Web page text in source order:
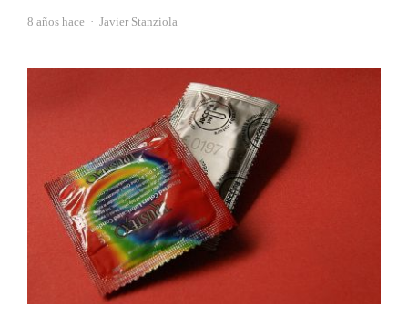
8 años hace Autor
Javier Stanziola